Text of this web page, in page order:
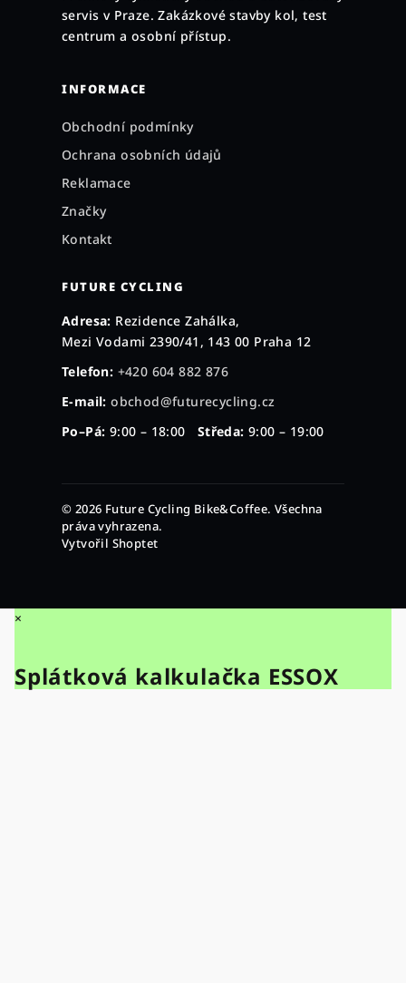
servis v Praze. Zakázkové stavby kol, test
centrum a osobní přístup.
INFORMACE
Obchodní podmínky
Ochrana osobních údajů
Reklamace
Značky
Kontakt
FUTURE CYCLING
Adresa: Rezidence Zahálka,
Mezi Vodami 2390/41, 143 00 Praha 12
Telefon: +420 604 882 876
E-mail: obchod@futurecycling.cz
Po–Pá: 9:00 – 18:00 Středa: 9:00 – 19:00
© 2026 Future Cycling Bike&Coffee. Všechna
práva vyhrazena.
Vytvořil Shoptet
×
Splátková kalkulačka ESSOX